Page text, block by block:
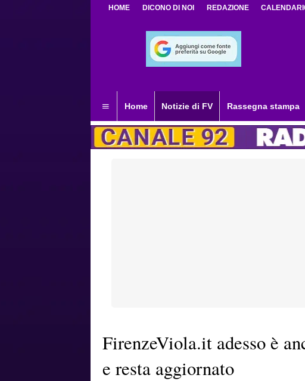
HOME DICONO DI NOI REDAZIONE
Home Notizie di FV Rassegna stampa
FirenzeViola.it adesso è
e resta aggiornato